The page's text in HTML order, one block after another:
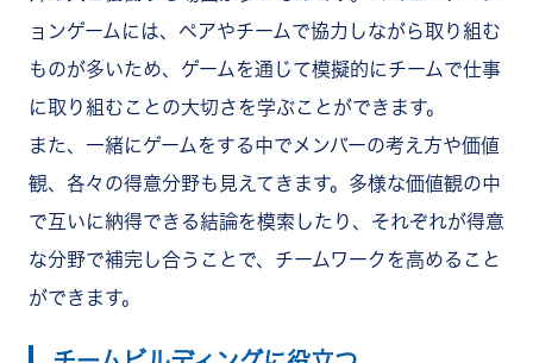
ョンゲームには、ペアやチームで協力しながら取り組む
ものが多いため、ゲームを通じて模擬的にチームで仕事
に取り組むことの大切さを学ぶことができます。
また、一緒にゲームをする中でメンバーの考え方や価値
観、各々の得意分野も見えてきます。多様な価値観の中
で互いに納得できる結論を模索したり、それぞれが得意
な分野で補完し合うことで、チームワークを高めること
ができます。